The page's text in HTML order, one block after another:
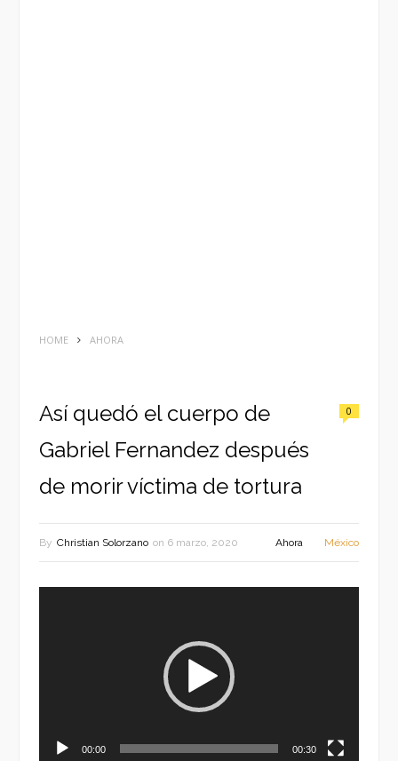
HOME AHORA
Así quedó el cuerpo de
Gabriel Fernandez después
de morir víctima de tortura
0
By Christian Solorzano on 6 marzo, 2020 Ahora México
00:00 00:30